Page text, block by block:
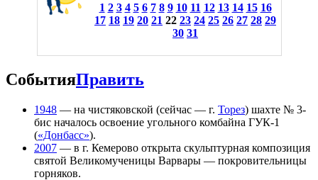
1 2 3 4 5 6 7 8 9 10 11 12 13 14 15 16
17 18 19 20 21 22 23 24 25 26 27 28 29
30 31
СобытияПравить
1948 — на чистяковской (сейчас — г. Торез) шахте № 3-
бис началось освоение угольного комбайна ГУК-1
(«Донбасс»).
2007 — в г. Кемерово открыта скульптурная композиция
святой Великомученицы Варвары — покровительницы
горняков.